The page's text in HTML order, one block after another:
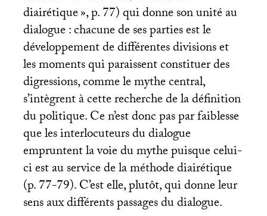
diairétique», p. 77) qui donne son unité au
dialogue : chacune de ses parties est le
développement de différentes divisions et
les moments qui paraissent constituer des
digressions, comme le mythe central,
s’intègrent à cette recherche de la définition
du politique. Ce n’est donc pas par faiblesse
que les interlocuteurs du dialogue
empruntent la voie du mythe puisque celui-
ci est au service de la méthode diairétique
(p. 77-79). C’est elle, plutôt, qui donne leur
sens aux différents passages du dialogue.